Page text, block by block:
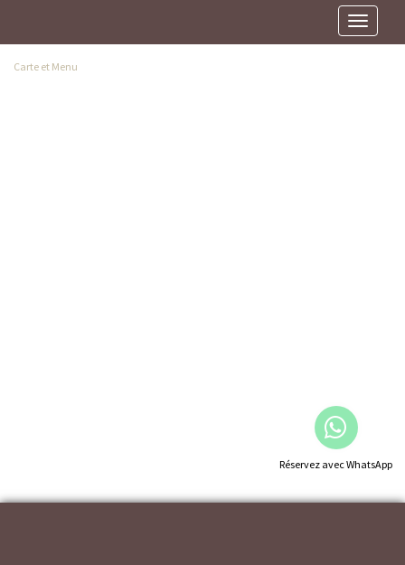
Toggle
Carte et Menu
Réservez avec WhatsApp